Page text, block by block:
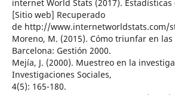
internet World Stats (2017).
[Sitio web] Recuperado
de http://www.internetworldstats.com/
Moreno, M. (2015). Cómo triunfar en las
Barcelona: Gestión 2000.
Mejía, J. (2000). Muestreo en la
Investigaciones Sociales,
4(5): 165-180.